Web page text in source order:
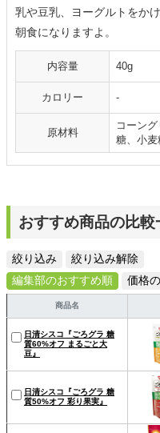
乳や豆乳、ヨーグルトをか
朝食になりますよ。
内容量 40g
カロリー -
原材料
コーン
糖、小
おすすめ商品の比較
絞り込み
絞り込み解除
編集部のおすすめ順
価格
商品名
日清シスコ『ごろグラ 糖
質60%オフ まるごと大
豆』
日清シスコ『ごろグラ 糖
質50%オフ 彩り果実』